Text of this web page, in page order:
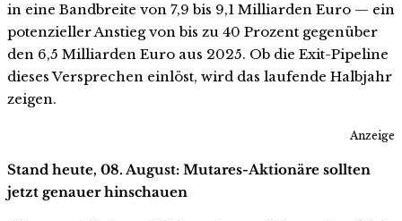
in eine Bandbreite von 7,9 bis 9,1 Milliarden Euro — ein
potenzieller Anstieg von bis zu 40 Prozent gegenüber
den 6,5 Milliarden Euro aus 2025. Ob die Exit-Pipeline
dieses Versprechen einlöst, wird das laufende Halbjahr
zeigen.
Anzeige
Stand heute, 08. August: Mutares-Aktionäre sollten
jetzt genauer hinschauen